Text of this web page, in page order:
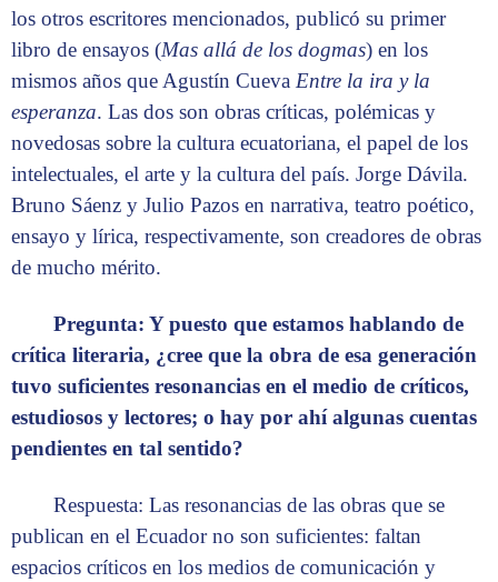
los otros escritores mencionados, publicó su primer
libro de ensayos (Mas allá de los dogmas) en los
mismos años que Agustín Cueva Entre la ira y la
esperanza. Las dos son obras críticas, polémicas y
novedosas sobre la cultura ecuatoriana, el papel de los
intelectuales, el arte y la cultura del país. Jorge Dávila.
Bruno Sáenz y Julio Pazos en narrativa, teatro poético,
ensayo y lírica, respectivamente, son creadores de obras
de mucho mérito.
Pregunta: Y puesto que estamos hablando de
crítica literaria, ¿cree que la obra de esa generación
tuvo suficientes resonancias en el medio de críticos,
estudiosos y lectores; o hay por ahí algunas cuentas
pendientes en tal sentido?
Respuesta: Las resonancias de las obras que se
publican en el Ecuador no son suficientes: faltan
espacios críticos en los medios de comunicación y